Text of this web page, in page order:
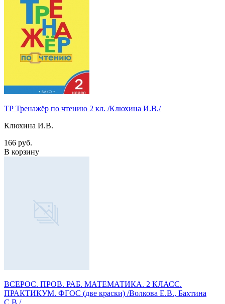
ТР Тренажёр по чтению 2 кл. /Клюхина И.В./
Клюхина И.В.
166 руб.
В корзину
ВСЕРОС. ПРОВ. РАБ. МАТЕМАТИКА. 2 КЛАСС.
ПРАКТИКУМ. ФГОС (две краски) /Волкова Е.В., Бахтина
С.В./